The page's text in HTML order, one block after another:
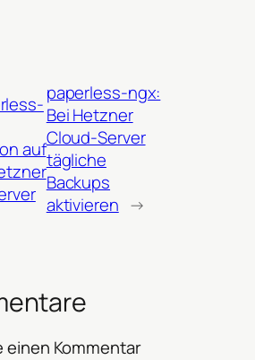
auf
paperless-ngx:
Bei Hetzner
Cloud-Server
tägliche
Backups
aktivieren →
einen Kommentar